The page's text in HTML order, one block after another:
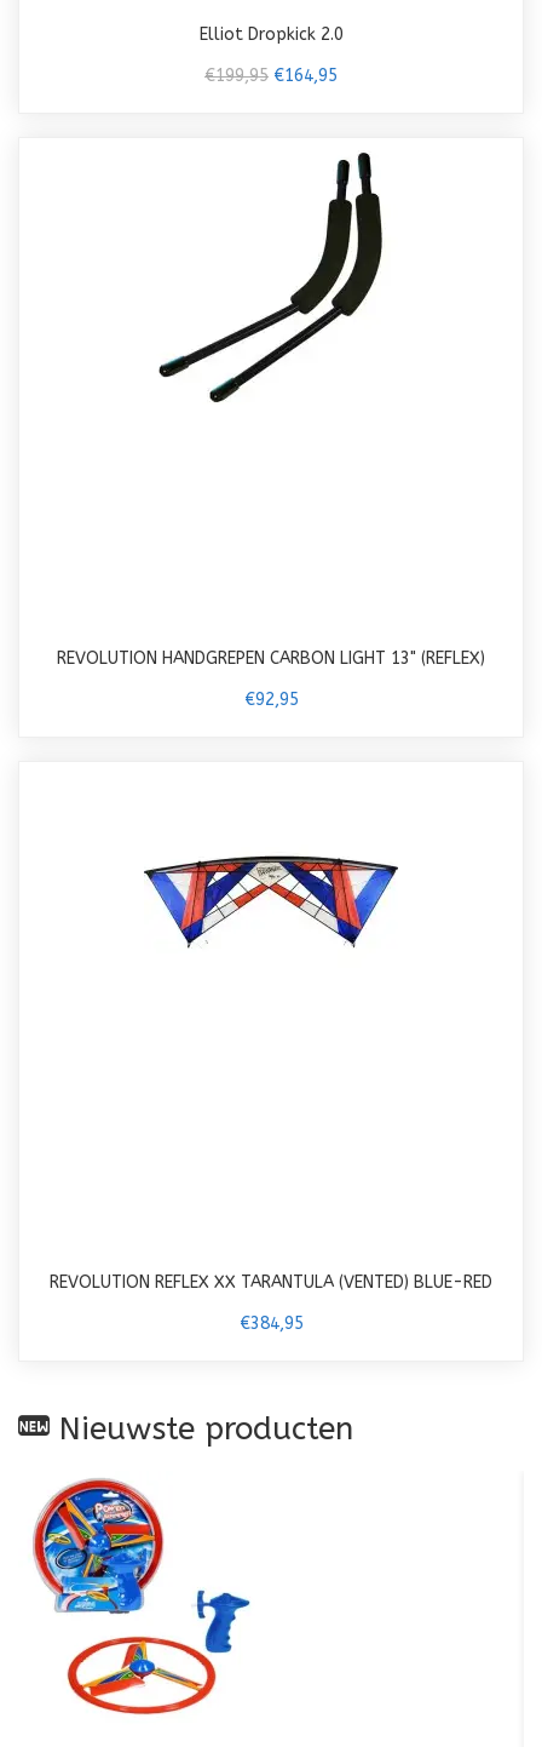
Elliot Dropkick 2.0
€199,95 €164,95
REVOLUTION HANDGREPEN CARBON LIGHT 13" (REFLEX)
€92,95
REVOLUTION REFLEX XX TARANTULA (VENTED) BLUE-RED
€384,95
Nieuwste producten